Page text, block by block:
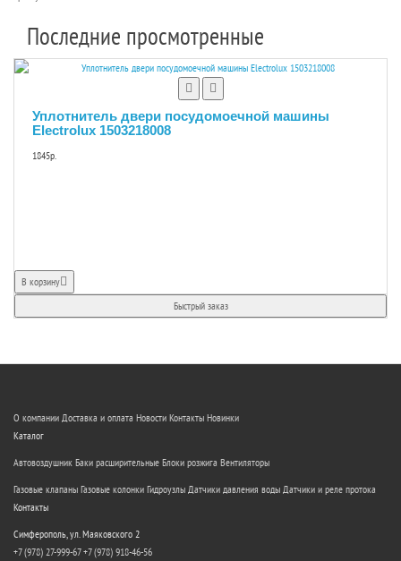
Последние просмотренные
Уплотнитель двери посудомоечной машины
Electrolux 1503218008
1845р.
В корзину
Быстрый заказ
О компании Доставка и оплата Новости Контакты Новинки
Каталог
Автовоздушник Баки расширительные Блоки розжига Вентиляторы
Газовые клапаны Газовые колонки Гидроузлы Датчики давления воды Датчики и реле протока
Контакты
Симферополь, ул. Маяковского 2
+7 (978) 27-999-67 +7 (978) 918-46-56